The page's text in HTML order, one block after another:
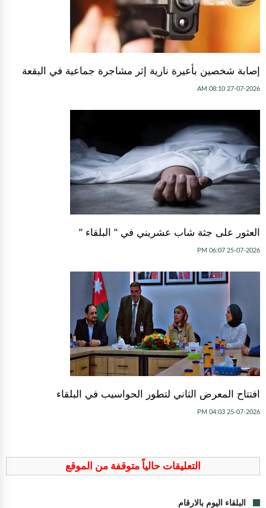
إصابة شخصين بأعيرة نارية إثر مشاجرة جماعية في البقعة
27-07-2026 08:10 AM
العثور على جثة شاب عشريني في " البلقاء "
25-07-2026 06:07 PM
افتتاح المعرض الثاني لتطور الحواسيب في البلقاء
25-07-2026 04:03 PM
التعليقات حالياً متوقفة من الموقع
البلقاء اليوم بالارقام